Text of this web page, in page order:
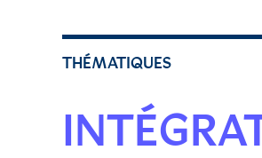
THÉMATIQUES